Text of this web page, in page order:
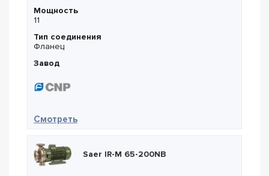
Мощность
11
Тип соединения
Фланец
Завод
Смотреть— CNP NISF 100-80-160-11
Saer IR-M 65-200NB